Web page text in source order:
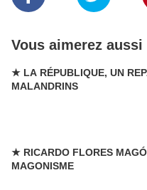
Vous aimerez aussi
★ LA RÉPUBLIQUE, UN
MALANDRINS
★ RICARDO FLORES
MAGONISME